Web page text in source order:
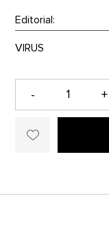
Editorial:
- +